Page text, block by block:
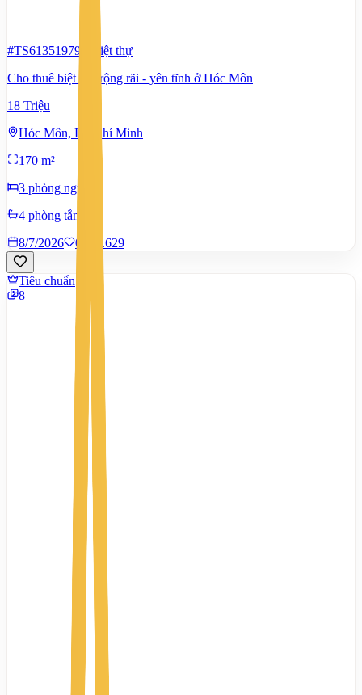
#TS61351979
Biệt thự
Cho thuê biệt thự rộng rãi - yên tĩnh ở Hóc Môn
18 Triệu
Hóc Môn, Hồ Chí Minh
170 m²
3 phòng ngủ
4 phòng tắm
8/7/2026
0 1.629
Tiêu chuẩn
8